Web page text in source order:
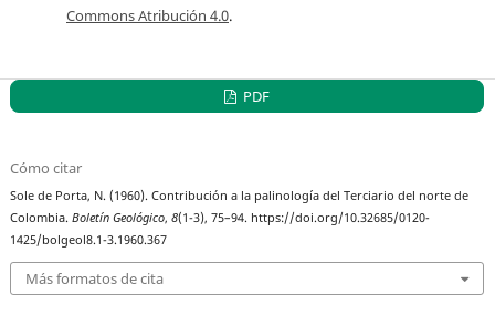
Commons Atribución 4.0.
PDF
Cómo citar
Sole de Porta, N. (1960). Contribución a la palinología del Terciario del norte de
Colombia.Boletín Geológico,8(1-3), 75–94. https://doi.org/10.32685/0120-
1425/bolgeol8.1-3.1960.367
Más formatos de cita